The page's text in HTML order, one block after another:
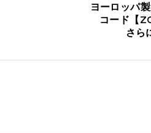
ヨーロッパ
コード【
さら